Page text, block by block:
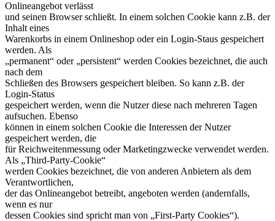
Onlineangebot verlässt
und seinen Browser schließt. In einem solchen Cookie kann z.B. der
Inhalt eines
Warenkorbs in einem Onlineshop oder ein Login-Staus gespeichert
werden. Als
„permanent“ oder „persistent“ werden Cookies bezeichnet, die auch
nach dem
Schließen des Browsers gespeichert bleiben. So kann z.B. der
Login-Status
gespeichert werden, wenn die Nutzer diese nach mehreren Tagen
aufsuchen. Ebenso
können in einem solchen Cookie die Interessen der Nutzer
gespeichert werden, die
für Reichweitenmessung oder Marketingzwecke verwendet werden.
Als „Third-Party-Cookie“
werden Cookies bezeichnet, die von anderen Anbietern als dem
Verantwortlichen,
der das Onlineangebot betreibt, angeboten werden (andernfalls,
wenn es nur
dessen Cookies sind spricht man von „First-Party Cookies“).